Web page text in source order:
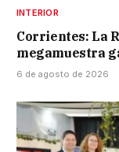
INTERIOR
Corrientes: La
megamuestra
6 de agosto de 2026